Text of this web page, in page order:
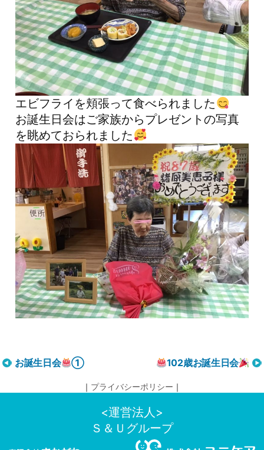
エビフライを頬張って食べられました
お誕生日会はご家族からプレゼントの写真
を眺めておられました
投
ナ
お誕生日会 ① 102歳お誕生日会
｜ プライバシーポリシー ｜
<運営法人>
Ｓ＆Ｕグループ